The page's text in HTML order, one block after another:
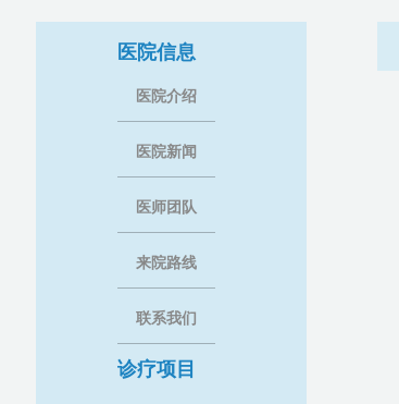
医院信息
医院介绍
医院新闻
医师团队
来院路线
联系我们
诊疗项目